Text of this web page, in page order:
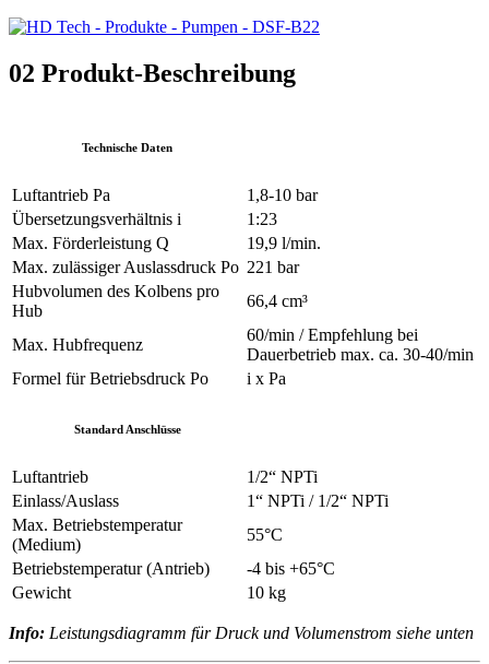
02 Produkt-Beschreibung
Technische Daten
Luftantrieb Pa
1,8-10 bar
Übersetzungsverhältnis i
1:23
Max. Förderleistung Q
19,9 l/min.
Max. zulässiger Auslassdruck Po 221 bar
Hubvolumen des Kolbens pro
Hub
66,4 cm³
Max. Hubfrequenz
60/min / Empfehlung bei
Dauerbetrieb max. ca. 30-40/min
Formel für Betriebsdruck Po
i x Pa
Standard Anschlüsse
Luftantrieb
1/2“ NPTi
Einlass/Auslass
1“ NPTi / 1/2“ NPTi
Max. Betriebstemperatur
(Medium)
55°C
Betriebstemperatur (Antrieb)
-4 bis +65°C
Gewicht
10 kg
Info: Leistungsdiagramm für Druck und Volumenstrom siehe unten